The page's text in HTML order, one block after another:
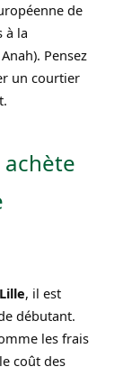
de
à la
Pensez
un courtier
, il est
débutant.
les frais
coût des